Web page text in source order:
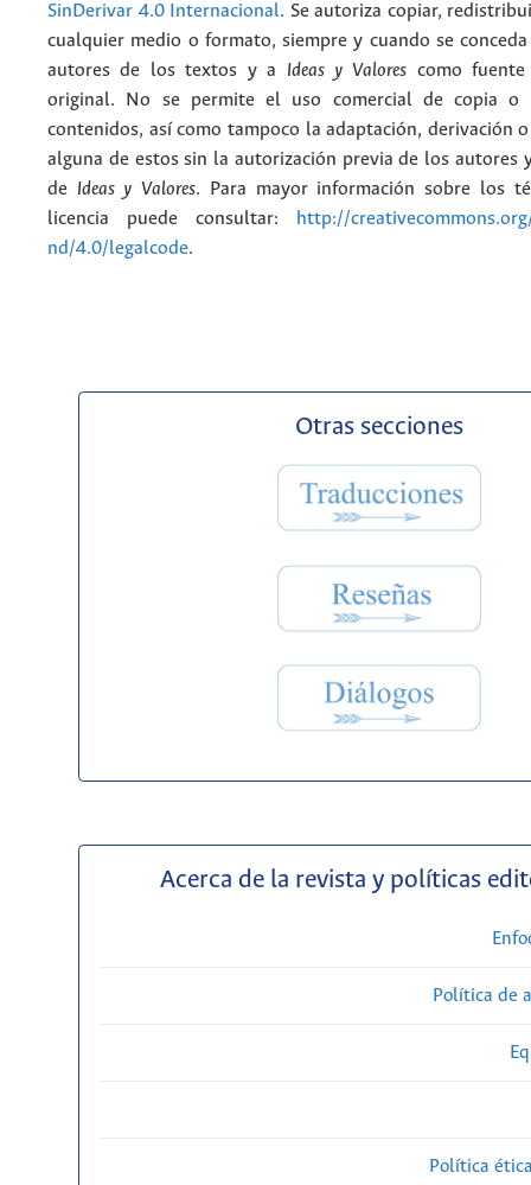
SinDerivar 4.0 Internacional. Se autoriza copiar,
cualquier medio o formato, siempre y cuando se
autores de los textos y a Ideas y Valores como
original. No se permite el uso comercial de copia o
contenidos, así como tampoco la adaptación, derivación
alguna de estos sin la autorización previa de los autores
de Ideas y Valores. Para mayor información sobre los
licencia puede consultar:
http://
nd/4.0/legalcode.
Otras secciones
Acerca de la revista y políticas
Política de
Política